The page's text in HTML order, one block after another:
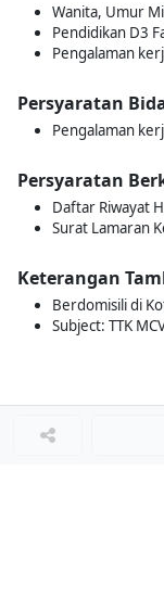
Wanita, Umur
Pendidikan D3
Pengalaman
Persyaratan
Pengalaman
Persyaratan
Daftar Riwayat
Surat Lamaran
Keterangan
Berdomisili di
Subject: TTK